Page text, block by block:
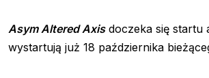
Asym Altered Axisdoczeka się startu
wystartują już 18 października